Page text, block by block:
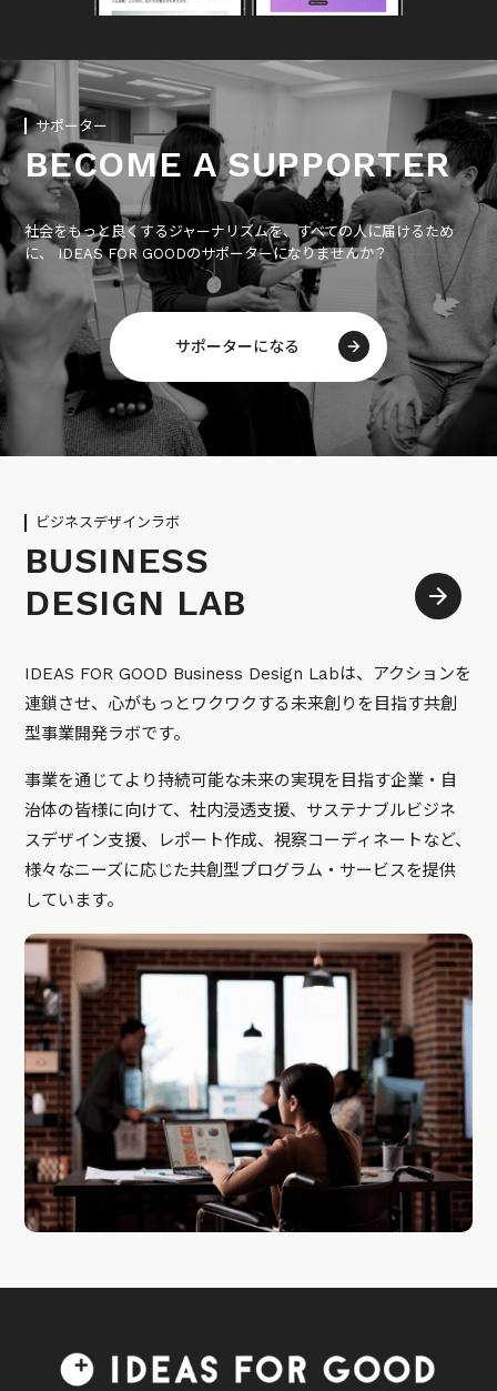
サポーター
BECOME A SUPPORTER
社会をもっと良くするジャーナリズムを、すべての人に届けるため
に、 IDEAS FOR GOODのサポーターになりませんか？
サポーターになる
ビジネスデザインラボ
BUSINESS
DESIGN LAB
IDEAS FOR GOOD Business Design Labは、アクションを
連鎖させ、心がもっとワクワクする未来創りを目指す共創
型事業開発ラボです。
事業を通じてより持続可能な未来の実現を目指す企業・自
治体の皆様に向けて、社内浸透支援、サステナブルビジネ
スデザイン支援、レポート作成、視察コーディネートなど、
様々なニーズに応じた共創型プログラム・サービスを提供
しています。